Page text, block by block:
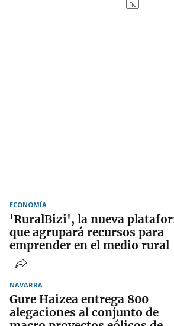
ECONOMÍA
'RuralBizi', la nueva
que agrupará recursos para
emprender en el medio rural
NAVARRA
Gure Haizea entrega 800
alegaciones al conjunto de